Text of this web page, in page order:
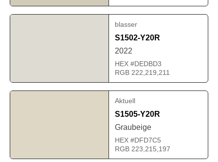
blasser
S1502-Y20R
2022
HEX #DEDBD3
RGB 222,219,211
Aktuell
S1505-Y20R
Graubeige
HEX #DFD7C5
RGB 223,215,197